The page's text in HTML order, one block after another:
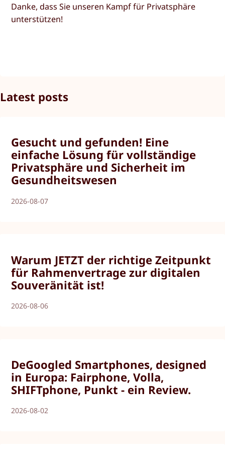
Danke, dass Sie unseren Kampf für Privatsphäre
unterstützen!
Latest posts
Gesucht und gefunden! Eine
einfache Lösung für vollständige
Privatsphäre und Sicherheit im
Gesundheitswesen
2026-08-07
Warum JETZT der richtige Zeitpunkt
für Rahmenvertrage zur digitalen
Souveränität ist!
2026-08-06
DeGoogled Smartphones, designed
in Europa: Fairphone, Volla,
SHIFTphone, Punkt - ein Review.
2026-08-02